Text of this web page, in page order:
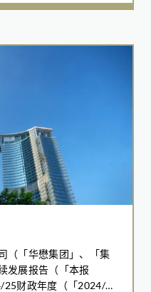
年举办绿色生活市集，鼓
此活动有效提升团队对源
实践，彰显集团在推动可
强化员工环保意识，更透
必修培训课程，并举办内
研讨会重点剖析网络钓鱼
则结合香港本地网络攻击
面提升员工的网络安全意
方面取得进步。
（「华懋集团」、「集
发展报告（「本报
财政年度（「2024/25